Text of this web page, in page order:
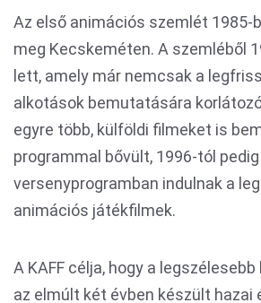
Az első animációs szemlét 1985-
meg Kecskeméten. A szemléből
lett, amely már nemcsak a
alkotások bemutatására
egyre több, külföldi filmeket is
programmal bővült, 1996-tól
versenyprogramban indulnak a
animációs játékfilmek.
A KAFF célja, hogy a
az elmúlt két évben készült hazai